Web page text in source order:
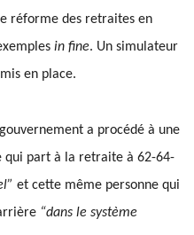
réforme des retraites en
in fine. Un simulateur
en place.
a procédé à une
qui part à la retraite à 62-64-
et cette même personne qui
“dans le système